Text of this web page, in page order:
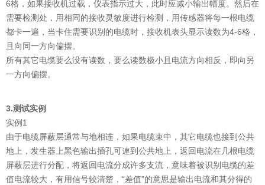
6格，如果接收机过载，仪表指示过大，此时应减小输出幅度。然后在
需要检测处，用相同的接收灵敏度进行检测，用传感器将每一根电缆
都卡一遍，当卡住需要识别的电缆时，接收机表头显示读数为4-6格，
且向同一方向偏摆。
所有其它电缆要么没有读数，要么读数极小且电流方向相反，即向另
一方向偏摆。
3.测试实例
实例1
由于电缆屏蔽层通常与地相连，如果电缆束中，其它电缆也接到公共
地上，发生器上黑色输出插孔可連到公共地上，返回电流在几根电缆
屏蔽层进行分配，将返回电流分成许多支流，意味着被识别电缆的差
值电流较大，有用信号较清楚，“差值”的意思是输出电流和其分得的